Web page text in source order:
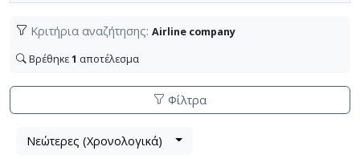
Κριτήρια αναζήτησης: Airline company
Βρέθηκε1 αποτέλεσμα
Φίλτρα
Βρέθηκε
ΛίσταΝεώτερες (Χρονολογικά)